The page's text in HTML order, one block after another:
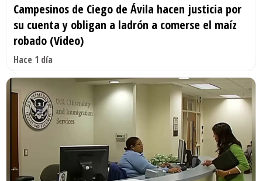
Campesinos de Ciego de Ávila hacen justicia por
su cuenta y obligan a ladrón a comerse el maíz
robado (Video)
Hace 1 día